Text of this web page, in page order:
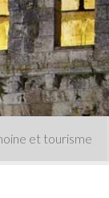
et tourisme